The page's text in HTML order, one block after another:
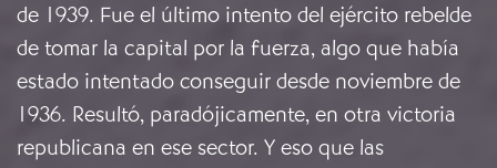
de 1939. Fue el último intento del ejército rebelde
de tomar la capital por la fuerza, algo que había
estado intentado conseguir desde noviembre de
1936. Resultó, paradójicamente, en otra victoria
republicana en ese sector. Y eso que las